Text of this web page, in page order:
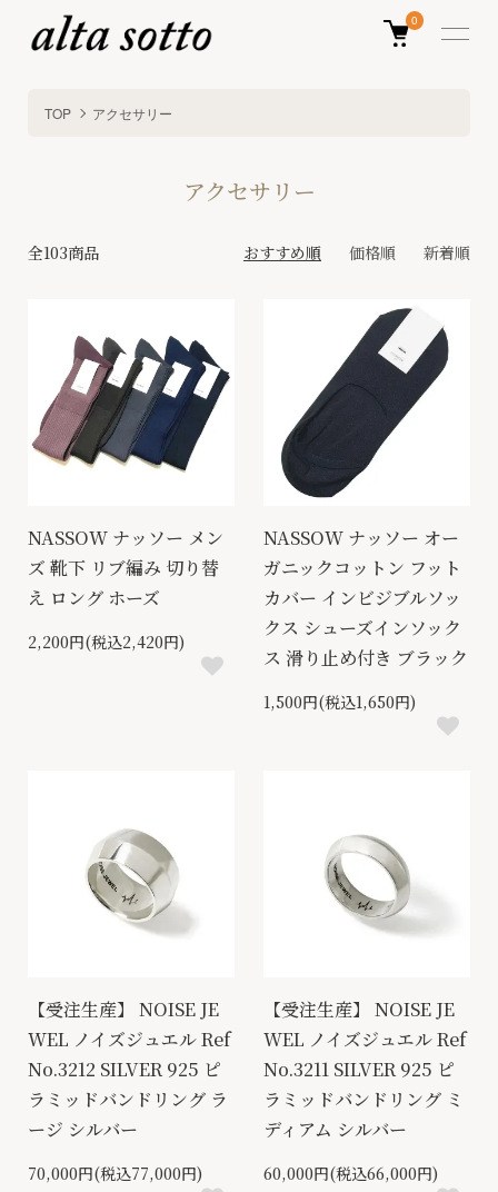
0
TOP アクセサリー
アクセサリー
全103商品 おすすめ順 価格順 新着順
NASSOW ナッソー メン
ズ 靴下 リブ編み 切り替
え ロング ホーズ
2,200円(税込2,420円)
NASSOW ナッソー オー
ガニックコットン フット
カバー インビジブルソッ
クス シューズインソック
ス 滑り止め付き ブラック
1,500円(税込1,650円)
【受注生産】 NOISE JE
WEL ノイズジュエル Ref
No.3212 SILVER 925 ピ
ラミッドバンドリング ラ
ージ シルバー
70,000円(税込77,000円)
【受注生産】 NOISE JE
WEL ノイズジュエル Ref
No.3211 SILVER 925 ピ
ラミッドバンドリング ミ
ディアム シルバー
60,000円(税込66,000円)